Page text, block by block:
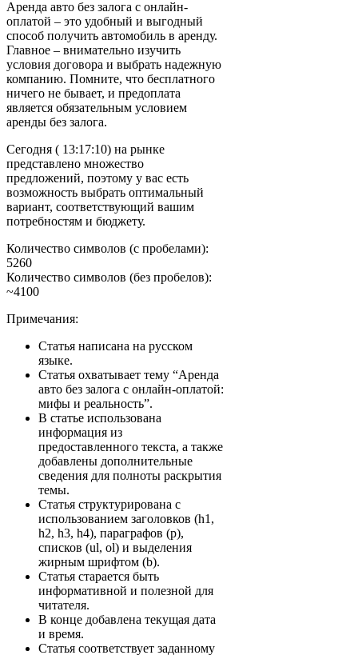
Аренда авто без залога с онлайн-
оплатой – это удобный и выгодный
способ получить автомобиль в аренду.
Главное – внимательно изучить
условия договора и выбрать надежную
компанию. Помните, что бесплатного
ничего не бывает, и предоплата
является обязательным условием
аренды без залога.
Сегодня ( 13:17:10) на рынке
представлено множество
предложений, поэтому у вас есть
возможность выбрать оптимальный
вариант, соответствующий вашим
потребностям и бюджету.
Количество символов (с пробелами):
5260
Количество символов (без пробелов):
~4100
Примечания:
Статья написана на русском
языке.
Статья охватывает тему “Аренда
авто без залога с онлайн-оплатой:
мифы и реальность”.
В статье использована
информация из
предоставленного текста, а также
добавлены дополнительные
сведения для полноты раскрытия
темы.
Статья структурирована с
использованием заголовков (h1,
h2, h3, h4), параграфов (p),
списков (ul, ol) и выделения
жирным шрифтом (b).
Статья старается быть
информативной и полезной для
читателя.
В конце добавлена текущая дата
и время.
Статья соответствует заданному